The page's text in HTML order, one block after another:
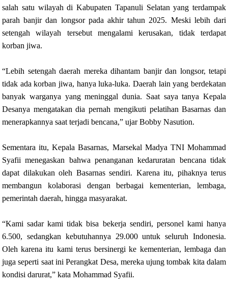
salah satu wilayah di Kabupaten Tapanuli Selatan yang terdampak
parah banjir dan longsor pada akhir tahun 2025. Meski lebih dari
setengah wilayah tersebut mengalami kerusakan, tidak terdapat
korban jiwa.
“Lebih setengah daerah mereka dihantam banjir dan longsor, tetapi
tidak ada korban jiwa, hanya luka-luka. Daerah lain yang berdekatan
banyak warganya yang meninggal dunia. Saat saya tanya Kepala
Desanya mengatakan dia pernah mengikuti pelatihan Basarnas dan
menerapkannya saat terjadi bencana,” ujar Bobby Nasution.
Sementara itu, Kepala Basarnas, Marsekal Madya TNI Mohammad
Syafii menegaskan bahwa penanganan kedaruratan bencana tidak
dapat dilakukan oleh Basarnas sendiri. Karena itu, pihaknya terus
membangun kolaborasi dengan berbagai kementerian, lembaga,
pemerintah daerah, hingga masyarakat.
“Kami sadar kami tidak bisa bekerja sendiri, personel kami hanya
6.500, sedangkan kebutuhannya 29.000 untuk seluruh Indonesia.
Oleh karena itu kami terus bersinergi ke kementerian, lembaga dan
juga seperti saat ini Perangkat Desa, mereka ujung tombak kita dalam
kondisi darurat,” kata Mohammad Syafii.